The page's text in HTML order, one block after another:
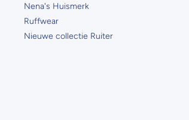
Nena's Huismerk
Ruffwear
Nieuwe collectie Ruiter